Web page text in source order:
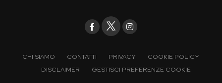
CHI SIAMO CONTATTI PRIVACY
COOKIE POLICY
DISCLAIMER
GESTISCI PREFERENZE COOKIE